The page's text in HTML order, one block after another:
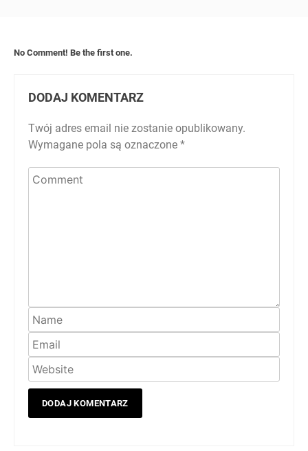
No Comment! Be the first one.
DODAJ KOMENTARZ
Twój adres email nie zostanie opublikowany.
Wymagane pola są oznaczone *